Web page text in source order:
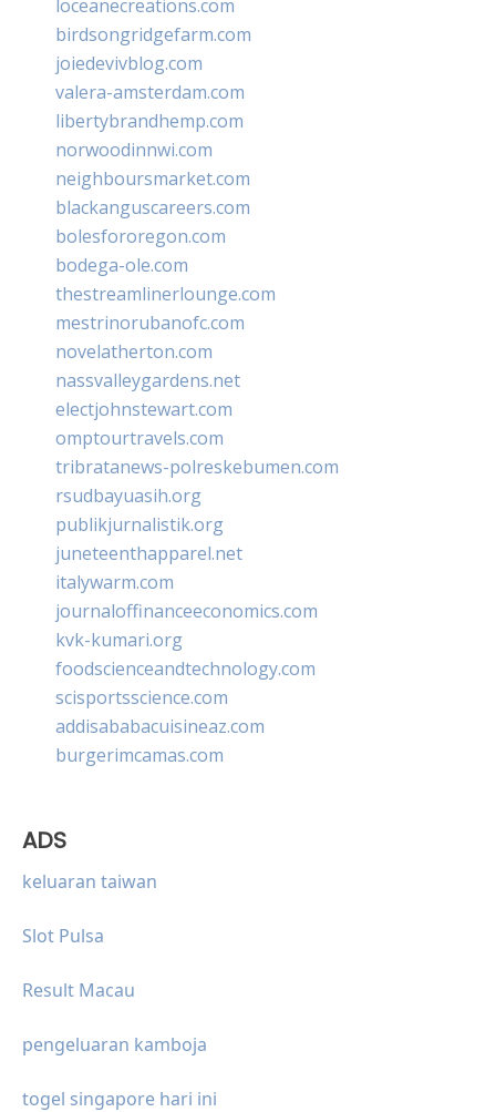
loceanecreations.com
birdsongridgefarm.com
joiedevivblog.com
valera-amsterdam.com
libertybrandhemp.com
norwoodinnwi.com
neighboursmarket.com
blackanguscareers.com
bolesfororegon.com
bodega-ole.com
thestreamlinerlounge.com
mestrinorubanofc.com
novelatherton.com
nassvalleygardens.net
electjohnstewart.com
omptourtravels.com
tribratanews-polreskebumen.com
rsudbayuasih.org
publikjurnalistik.org
juneteenthapparel.net
italywarm.com
journaloffinanceeconomics.com
kvk-kumari.org
foodscienceandtechnology.com
scisportsscience.com
addisababacuisineaz.com
burgerimcamas.com
ADS
keluaran taiwan
Slot Pulsa
Result Macau
pengeluaran kamboja
togel singapore hari ini